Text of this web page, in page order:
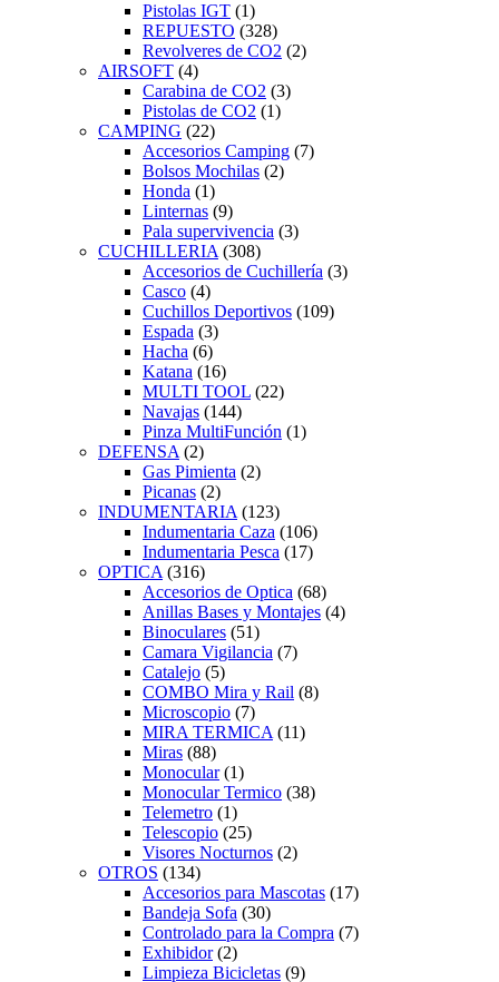
Pistolas IGT (1)
REPUESTO (328)
Revolveres de CO2 (2)
AIRSOFT (4)
Carabina de CO2 (3)
Pistolas de CO2 (1)
CAMPING (22)
Accesorios Camping (7)
Bolsos Mochilas (2)
Honda (1)
Linternas (9)
Pala supervivencia (3)
CUCHILLERIA (308)
Accesorios de Cuchillería (3)
Casco (4)
Cuchillos Deportivos (109)
Espada (3)
Hacha (6)
Katana (16)
MULTI TOOL (22)
Navajas (144)
Pinza MultiFunción (1)
DEFENSA (2)
Gas Pimienta (2)
Picanas (2)
INDUMENTARIA (123)
Indumentaria Caza (106)
Indumentaria Pesca (17)
OPTICA (316)
Accesorios de Optica (68)
Anillas Bases y Montajes (4)
Binoculares (51)
Camara Vigilancia (7)
Catalejo (5)
COMBO Mira y Rail (8)
Microscopio (7)
MIRA TERMICA (11)
Miras (88)
Monocular (1)
Monocular Termico (38)
Telemetro (1)
Telescopio (25)
Visores Nocturnos (2)
OTROS (134)
Accesorios para Mascotas (17)
Bandeja Sofa (30)
Controlado para la Compra (7)
Exhibidor (2)
Limpieza Bicicletas (9)